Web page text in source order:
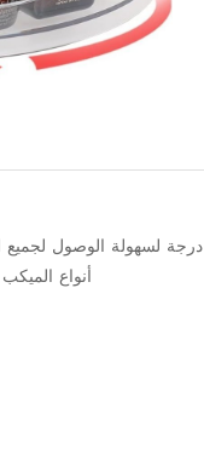
منظم ميكب أكريليك دوار 360 درجة - تصميم
أنواع